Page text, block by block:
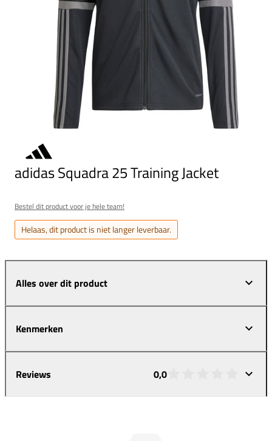
adidas Squadra 25 Training Jacket
Bestel dit product voor je hele team!
Helaas, dit product is niet langer leverbaar.
Alles over dit product
Kenmerken
Reviews 0,0